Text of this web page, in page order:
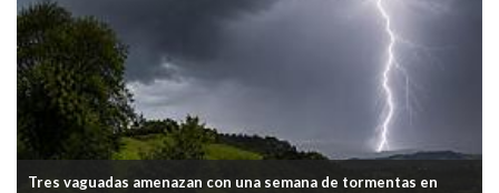
Tres vaguadas amenazan con una semana de tormentas en